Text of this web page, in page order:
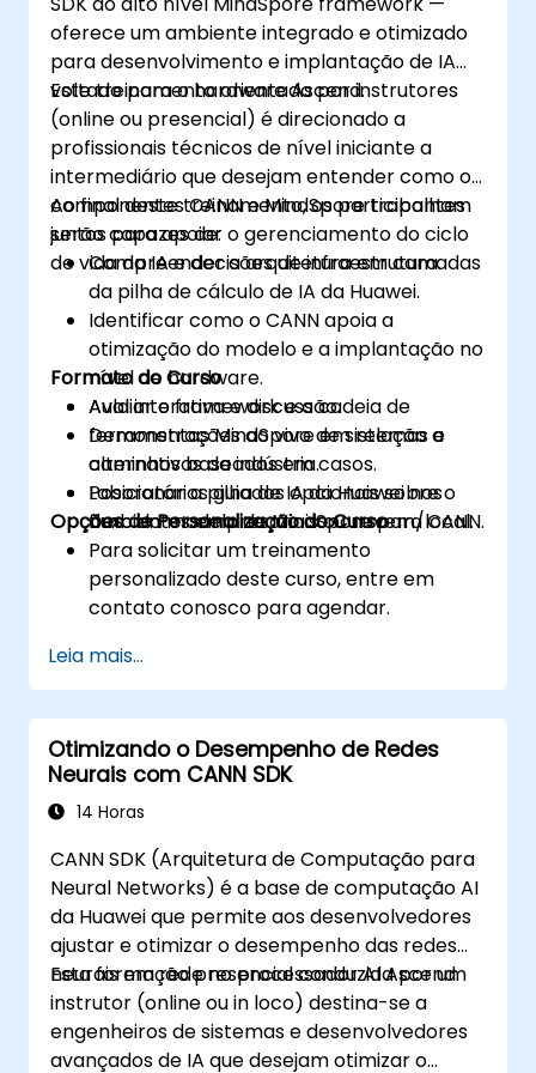
oferece um ambiente integrado e otimizado
para desenvolvimento e implantação de IA
voltado para o hardware Ascend.
Este treinamento orientado por instrutores
(online ou presencial) é direcionado a
profissionais técnicos de nível iniciante a
intermediário que desejam entender como os
componentes CANN e MindSpore trabalham
juntos para apoiar o gerenciamento do ciclo
de vida da IA e decisões de infraestrutura.
Ao final deste treinamento, os participantes
serão capazes de:
Compreender a arquitetura em camadas
da pilha de cálculo de IA da Huawei.
Identificar como o CANN apoia a
otimização do modelo e a implantação no
nível de hardware.
Avaliar o framework e a cadeia de
ferramentas MindSpore em relação a
alternativas da indústria.
Posicionar a pilha de IA da Huawei nos
ambientes empresariais ou nuvem/local.
Formato do Curso
Aula interativa e discussão.
Demonstrações ao vivo de sistemas e
caminhos baseados em casos.
Laboratórios guiados opcionais sobre o
fluxo do modelo de MindSpore para CANN.
Opções de Personalização do Curso
Para solicitar um treinamento
personalizado deste curso, entre em
contato conosco para agendar.
Leia mais...
Otimizando o Desempenho de Redes
Neurais com CANN SDK
14 Horas
CANN SDK (Arquitetura de Computação para
Neural Networks) é a base de computação AI
da Huawei que permite aos desenvolvedores
ajustar e otimizar o desempenho das redes
neurais em rede no processador AI Ascend.
Esta formação presencial conduzida por um
instrutor (online ou in loco) destina-se a
engenheiros de sistemas e desenvolvedores
avançados de IA que desejam otimizar o